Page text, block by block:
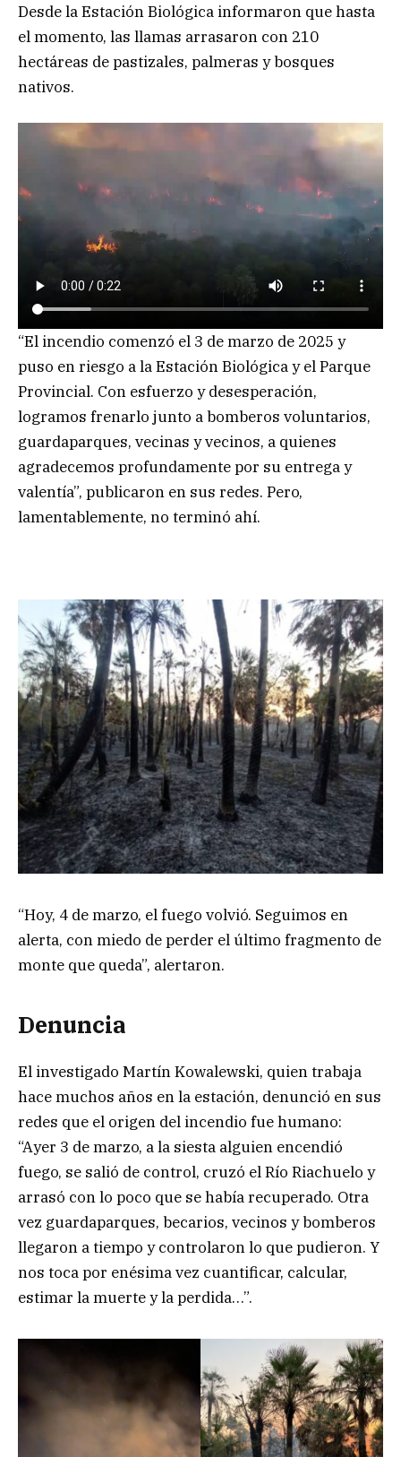
Desde la Estación Biológica informaron que hasta
el momento, las llamas arrasaron con 210
hectáreas de pastizales, palmeras y bosques
nativos.
“El incendio comenzó el 3 de marzo de 2025 y
puso en riesgo a la Estación Biológica y el Parque
Provincial. Con esfuerzo y desesperación,
logramos frenarlo junto a bomberos voluntarios,
guardaparques, vecinas y vecinos, a quienes
agradecemos profundamente por su entrega y
valentía”, publicaron en sus redes. Pero,
lamentablemente, no terminó ahí.
“Hoy, 4 de marzo, el fuego volvió. Seguimos en
alerta, con miedo de perder el último fragmento de
monte que queda”, alertaron.
Denuncia
El investigado Martín Kowalewski, quien trabaja
hace muchos años en la estación, denunció en sus
redes que el origen del incendio fue humano:
“Ayer 3 de marzo, a la siesta alguien encendió
fuego, se salió de control, cruzó el Río Riachuelo y
arrasó con lo poco que se había recuperado. Otra
vez guardaparques, becarios, vecinos y bomberos
llegaron a tiempo y controlaron lo que pudieron. Y
nos toca por enésima vez cuantificar, calcular,
estimar la muerte y la perdida…”.